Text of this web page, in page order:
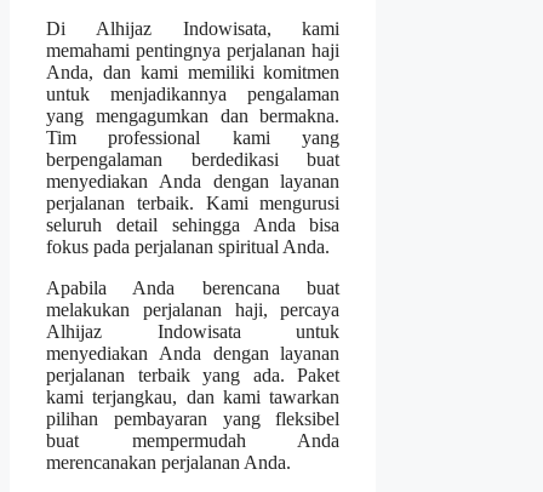
Di Alhijaz Indowisata, kami
memahami pentingnya perjalanan haji
Anda, dan kami memiliki komitmen
untuk menjadikannya pengalaman
yang mengagumkan dan bermakna.
Tim professional kami yang
berpengalaman berdedikasi buat
menyediakan Anda dengan layanan
perjalanan terbaik. Kami mengurusi
seluruh detail sehingga Anda bisa
fokus pada perjalanan spiritual Anda.
Apabila Anda berencana buat
melakukan perjalanan haji, percaya
Alhijaz Indowisata untuk
menyediakan Anda dengan layanan
perjalanan terbaik yang ada. Paket
kami terjangkau, dan kami tawarkan
pilihan pembayaran yang fleksibel
buat mempermudah Anda
merencanakan perjalanan Anda.